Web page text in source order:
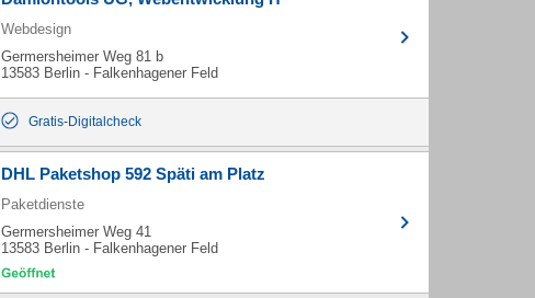
Webdesign
Germersheimer Weg 81 b
13583 Berlin - Falkenhagener Feld
Gratis-Digitalcheck
DHL Paketshop 592 Späti am Platz
Paketdienste
Germersheimer Weg 41
13583 Berlin - Falkenhagener Feld